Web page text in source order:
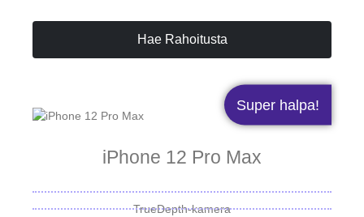
Hae Rahoitusta
Super halpa!
iPhone 12 Pro Max
TrueDepth-kamera